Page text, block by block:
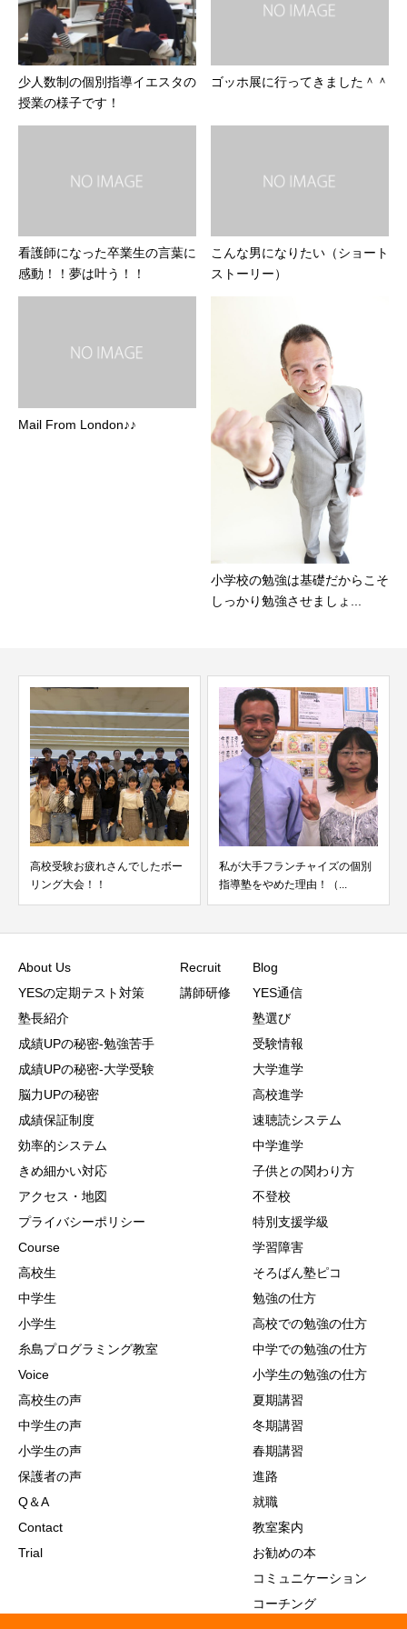
少人数制の個別指導イエスタの
授業の様子です！
ゴッホ展に行ってきました＾＾
看護師になった卒業生の言葉に
感動！！夢は叶う！！
こんな男になりたい（ショート
ストーリー）
Mail From London♪♪
小学校の勉強は基礎だからこそ
しっかり勉強させましょ...
私が大手フランチャイズの個別
指導塾をやめた理由！（...
早稲田大学創造理工学部建築科
に合格しました！！
About Us
YESの定期テスト対策
塾長紹介
成績UPの秘密-勉強苦手
成績UPの秘密-大学受験
脳力UPの秘密
成績保証制度
効率的システム
きめ細かい対応
アクセス・地図
プライバシーポリシー
Course
高校生
中学生
小学生
糸島プログラミング教室
Voice
高校生の声
中学生の声
小学生の声
保護者の声
Q＆A
Contact
Trial
Recruit
講師研修
Blog
YES通信
塾選び
受験情報
大学進学
高校進学
速聴読システム
中学進学
子供との関わり方
不登校
特別支援学級
学習障害
そろばん塾ピコ
勉強の仕方
高校での勉強の仕方
中学での勉強の仕方
小学生の勉強の仕方
夏期講習
冬期講習
春期講習
進路
就職
教室案内
お勧めの本
コミュニケーション
コーチング